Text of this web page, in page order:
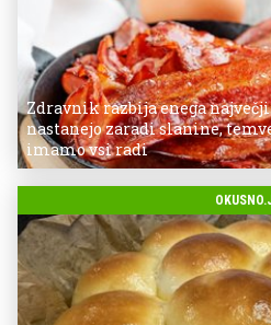
Zdravnik razbija enega
nastanejo zaradi slanine,
imamo vsi radi